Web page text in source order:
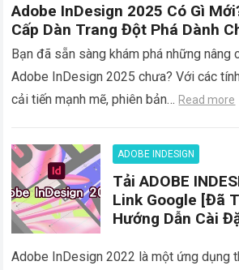
Adobe InDesign 2025 Có Gì
Cấp Dàn Trang Đột Phá Dành
Bạn đã sẵn sàng khám phá những nâng
Adobe InDesign 2025 chưa? Với các
cải tiến mạnh mẽ, phiên bản… Read more
ADOBE INDESIGN
Tải ADOBE
Link Google [Đã
Hướng Dẫn Cài
Adobe InDesign 2022 là một ứng dụng